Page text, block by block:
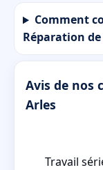
Comment
Réparation
Avis de nos
Arles
Travail